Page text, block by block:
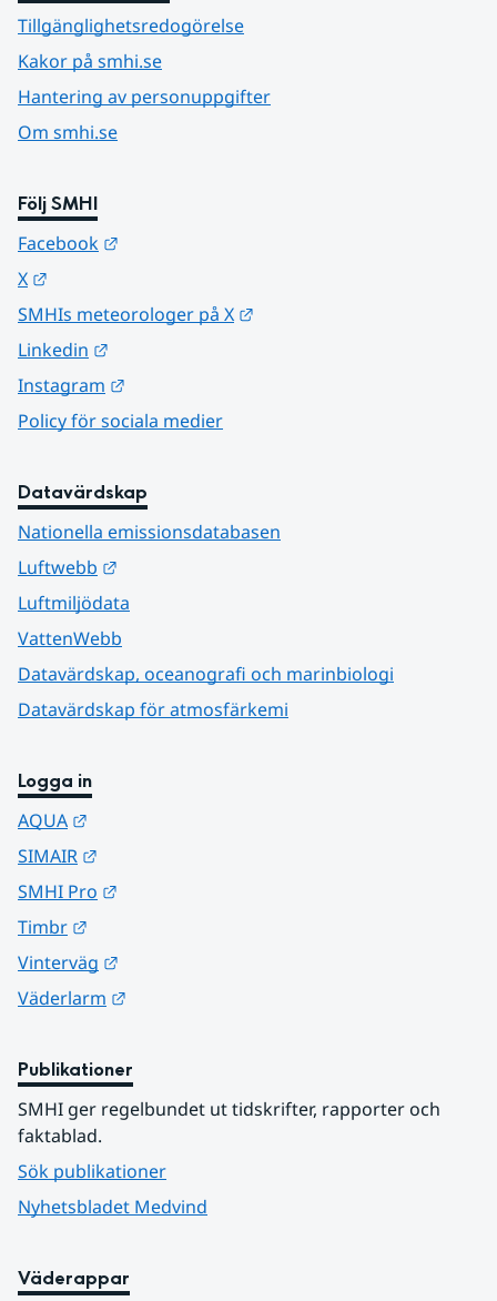
Tillgänglighetsredogörelse
Kakor på smhi.se
Hantering av personuppgifter
Om smhi.se
Följ SMHI
Facebook
X
SMHIs meteorologer på X
Linkedin
Instagram
Policy för sociala medier
Datavärdskap
Nationella emissionsdatabasen
Luftwebb
Luftmiljödata
VattenWebb
Datavärdskap, oceanografi och marinbiologi
Datavärdskap för atmosfärkemi
Logga in
AQUA
SIMAIR
SMHI Pro
Timbr
Vinterväg
Väderlarm
Publikationer
SMHI ger regelbundet ut tidskrifter, rapporter och
faktablad.
Sök publikationer
Nyhetsbladet Medvind
Väderappar